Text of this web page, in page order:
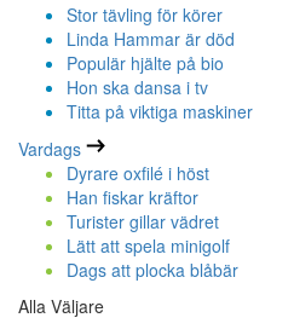
Stor tävling för körer
Linda Hammar är död
Populär hjälte på bio
Hon ska dansa i tv
Titta på viktiga maskiner
Vardags
Dyrare oxfilé i höst
Han fiskar kräftor
Turister gillar vädret
Lätt att spela minigolf
Dags att plocka blåbär
Alla Väljare